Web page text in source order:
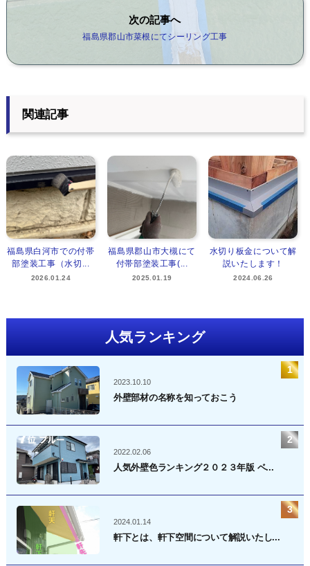
次の記事へ
福島県郡山市菜根にてシーリング工事
関連記事
福島県白河市での付帯
部塗装工事（水切...
2026.01.24
福島県郡山市大槻にて
付帯部塗装工事(...
2025.01.19
水切り板金について解
説いたします！
2024.06.26
人気ランキング
2023.10.10
外壁部材の名称を知っておこう
2022.02.06
人気外壁色ランキング２０２３年版 ベ...
2024.01.14
軒下とは、軒下空間について解説いたし...